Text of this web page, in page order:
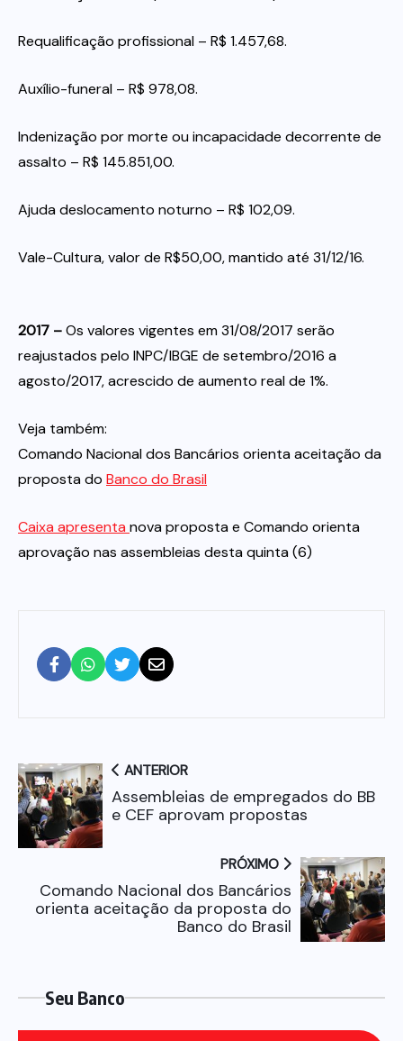
Requalificação profissional – R$ 1.457,68.
Auxílio-funeral – R$ 978,08.
Indenização por morte ou incapacidade decorrente de
assalto – R$ 145.851,00.
Ajuda deslocamento noturno – R$ 102,09.
Vale-Cultura, valor de R$50,00, mantido até 31/12/16.
2017 –Os valores vigentes em 31/08/2017 serão
reajustados pelo INPC/IBGE de setembro/2016 a
agosto/2017, acrescido de aumento real de 1%.
Veja também:
Comando Nacional dos Bancários orienta aceitação da
proposta do Banco do Brasil
Caixa apresenta nova proposta e Comando orienta
aprovação nas assembleias desta quinta (6)
ANTERIOR
Assembleias de empregados do BB
e CEF aprovam propostas
PRÓXIMO
Comando Nacional dos Bancários
orienta aceitação da proposta do
Banco do Brasil
Seu Banco